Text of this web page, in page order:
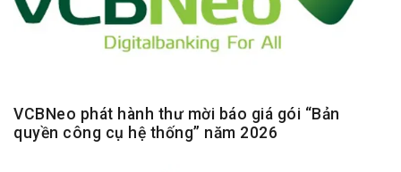
VCBNeo phát hành thư mời báo giá gói “Bản
quyền công cụ hệ thống” năm 2026